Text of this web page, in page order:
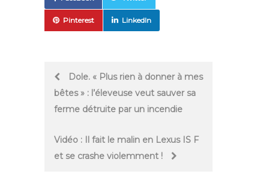
Pinterest LinkedIn
Post
navigation
Dole. « Plus rien à donner à mes
bêtes » : l’éleveuse veut sauver sa
ferme détruite par un incendie
Vidéo : Il fait le malin en Lexus IS F
et se crashe violemment !